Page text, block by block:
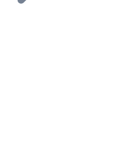
et
à notre service